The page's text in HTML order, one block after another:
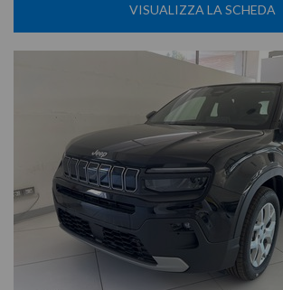
VISUALIZZA LA SCHEDA